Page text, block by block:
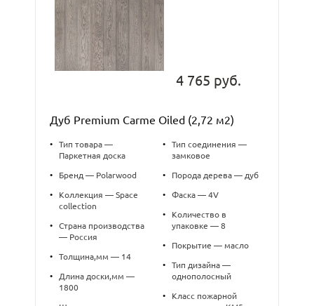
4 765 руб.
Дуб Premium Carme Oiled (2,72 м2)
•
Тип товара —
Паркетная доска
• Бренд — Polarwood
•
Коллекция — Space
collection
•
Страна производства
— Россия
• Толщина,мм — 14
•
Длина доски,мм —
1800
•
Тип соединения —
замковое
• Порода дерева — дуб
• Фаска — 4V
•
Количество в
упаковке — 8
• Покрытие — масло
•
Тип дизайна —
однополосный
•
Класс пожарной